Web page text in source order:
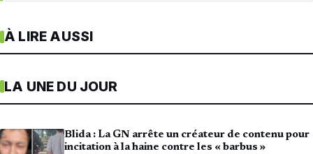
À LIRE AUSSI
LA UNE DU JOUR
Blida : La GN arrête un créateur de contenu pour
incitation à la haine contre les « barbus »